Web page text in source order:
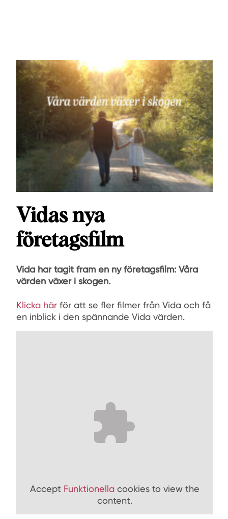
Vidas nya
företagsfilm
Vida har tagit fram en ny företagsfilm: Våra
värden växer i skogen.
Klicka här för att se fler filmer från Vida och få
en inblick i den spännande Vida värden.
Accept Funktionellacookies to view the
content.